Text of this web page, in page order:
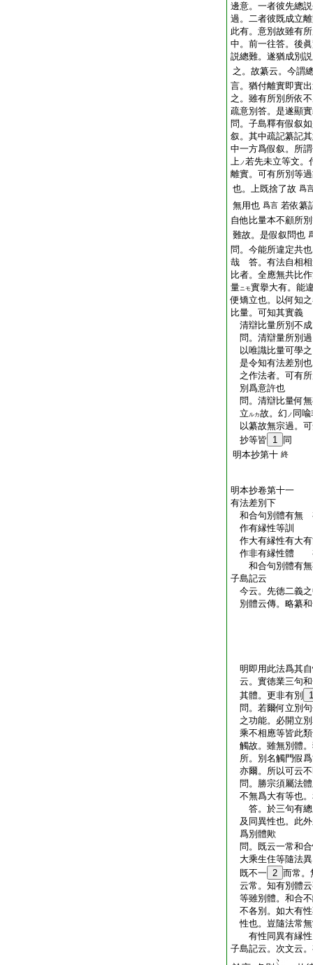
邊意。一者彼先總
過。二者彼既成立
此有。意別故雖有
中。前一往答。後
説總難。遂猶成別
之。故纂云。今謂
言。猶付離實即實
之。雖有所別所依
疏意別答。是遂顯
問。子島釋有假叙
叙。其中疏記纂記
中一方爲假叙。所
上ノ若先未立等文。
離實。可有所別等
也。上既捨了故 爲
無用也 爲言 若依纂
自他比量本不顧所
難故。是假叙問也
問。今能所違定共
哉 答。有法自相相
比者。全應無共比
量ニモ實擧大有。能
便矯立也。以何知
比量。可知其實義
清辯比量所別不
問。清辯量所別
以唯識比量可學
是令知有法差別
之作法者。可有
別爲意許也
問。清辯比量何
立ルカ故。幻 ノ 同
以纂故無宗過。
抄等皆
1
同
明本抄第十 終
明本抄卷第十一
有法差別下
和合句別體有無
作有縁性等訓
作大有縁性有大
作非有縁性體
和合句別體有無
子島記云
今云。先徳二義
別體云傳。略纂
明即用此法爲其
云。實徳業三句
其體。更非有別
1
問。若爾何立別
之功能。必開立
乘不相應等皆此
觸故。雖無別體
所。別名觸門假
亦爾。所以可云
問。勝宗須屬法
不無爲大有等也
答。於三句有總
及同異性也。此
爲別體歟
問。既云一常和
大乘生住等隨法
既不一 2 而常。
云常。知有別體
等雖別體。和合
不各別。如大有
性也。豈隨法常
有性同異有縁性
子島記云。次文云